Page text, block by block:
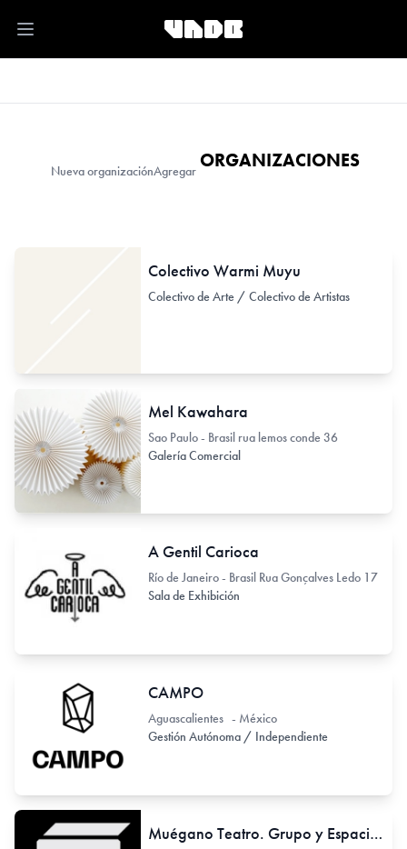
Open main menu
Nueva organizaciónAgregar ORGANIZACIONES
Colectivo Warmi Muyu
Colectivo de Arte / Colectivo de Artistas
Mel Kawahara
Sao Paulo - Brasil rua lemos conde 36
Galería Comercial
A Gentil Carioca
Río de Janeiro - Brasil Rua Gonçalves Ledo 17
Sala de Exhibición
CAMPO
Aguascalientes - México
Gestión Autónoma / Independiente
Muégano Teatro. Grupo y Espacio de Teatro independiente